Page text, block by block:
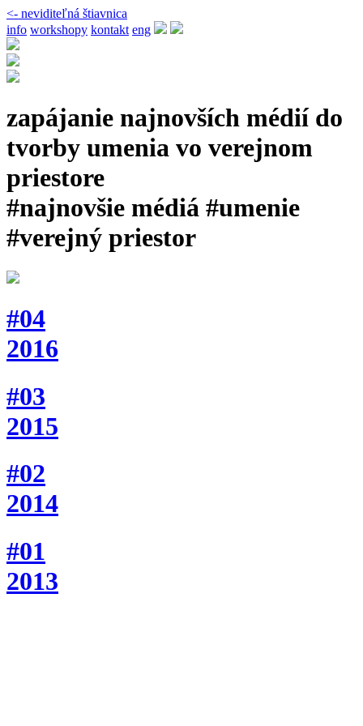
<- neviditeľná štiavnica
info workshopy kontakt eng
zapájanie najnovších médií do
tvorby umenia vo verejnom
priestore
#najnovšie médiá #umenie
#verejný priestor
#04
2016
#03
2015
#02
2014
#01
2013